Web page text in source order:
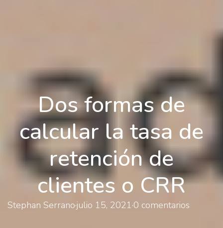
Dos formas de
calcular la tasa de
retención de
clientes o CRR
Stephan Serrano·julio 15, 2021·0 comentarios